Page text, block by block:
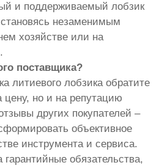
и поддерживаемый лобзик
незаменимым
хозяйстве или на
поставщика?
литиевого лобзика обратите
цену, но и на репутацию
других покупателей –
объективное
инструмента и сервиса.
обязательства,